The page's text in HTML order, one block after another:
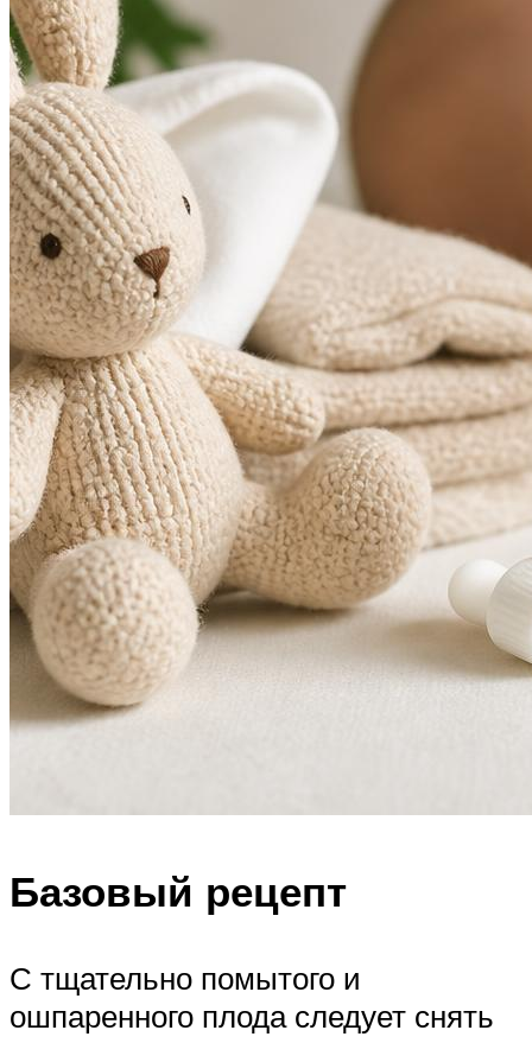
Базовый рецепт
С тщательно помытого и
ошпаренного плода следует снять